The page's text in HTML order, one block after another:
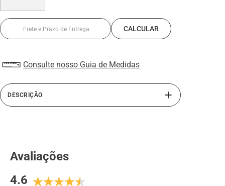
Consulte nosso Guia de Medidas
DESCRIÇÃO
sapato masculino oferece mais conforto e segurança ao
caminhar com seu sapato de couro. Perfeito para homens
derramado somado ao salto externo do sapato, atinge até
Avaliações
4.6